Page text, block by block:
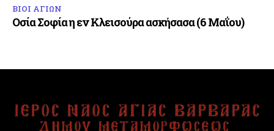
ΒΙΟΙ ΑΓΙΩΝ
Οσία Σοφία η εν Κλεισούρα ασκήσασα (6 Μαΐου)